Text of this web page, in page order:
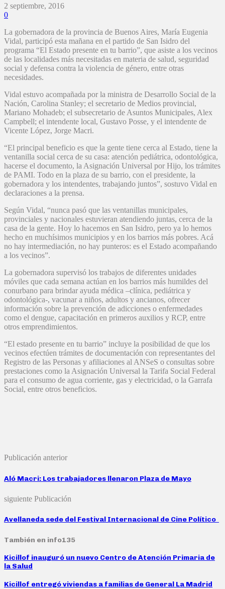
2 septiembre, 2016
0
La gobernadora de la provincia de Buenos Aires, María Eugenia
Vidal, participó esta mañana en el partido de San Isidro del
programa “El Estado presente en tu barrio”, que asiste a los vecinos
de las localidades más necesitadas en materia de salud, seguridad
social y defensa contra la violencia de género, entre otras
necesidades.
Vidal estuvo acompañada por la ministra de Desarrollo Social de la
Nación, Carolina Stanley; el secretario de Medios provincial,
Mariano Mohadeb; el subsecretario de Asuntos Municipales, Alex
Campbell; el intendente local, Gustavo Posse, y el intendente de
Vicente López, Jorge Macri.
“El principal beneficio es que la gente tiene cerca al Estado, tiene la
ventanilla social cerca de su casa: atención pediátrica, odontológica,
hacerse el documento, la Asignación Universal por Hijo, los trámites
de PAMI. Todo en la plaza de su barrio, con el presidente, la
gobernadora y los intendentes, trabajando juntos”, sostuvo Vidal en
declaraciones a la prensa.
Según Vidal, “nunca pasó que las ventanillas municipales,
provinciales y nacionales estuvieran atendiendo juntas, cerca de la
casa de la gente. Hoy lo hacemos en San Isidro, pero ya lo hemos
hecho en muchísimos municipios y en los barrios más pobres. Acá
no hay intermediación, no hay punteros: es el Estado acompañando
a los vecinos”.
La gobernadora supervisó los trabajos de diferentes unidades
móviles que cada semana actúan en los barrios más humildes del
conurbano para brindar ayuda médica –clínica, pediátrica y
odontológica-, vacunar a niños, adultos y ancianos, ofrecer
información sobre la prevención de adicciones o enfermedades
como el dengue, capacitación en primeros auxilios y RCP, entre
otros emprendimientos.
“El estado presente en tu barrio” incluye la posibilidad de que los
vecinos efectúen trámites de documentación con representantes del
Registro de las Personas y afiliaciones al ANSeS o consultas sobre
prestaciones como la Asignación Universal la Tarifa Social Federal
para el consumo de agua corriente, gas y electricidad, o la Garrafa
Social, entre otros beneficios.
Publicación anterior
Aló Macri: Los trabajadores llenaron Plaza de Mayo
siguiente Publicación
Avellaneda sede del Festival Internacional de Cine Político
También en info135
Kicillof inauguró un nuevo Centro de Atención Primaria de
la Salud
Kicillof entregó viviendas a familias de General La Madrid